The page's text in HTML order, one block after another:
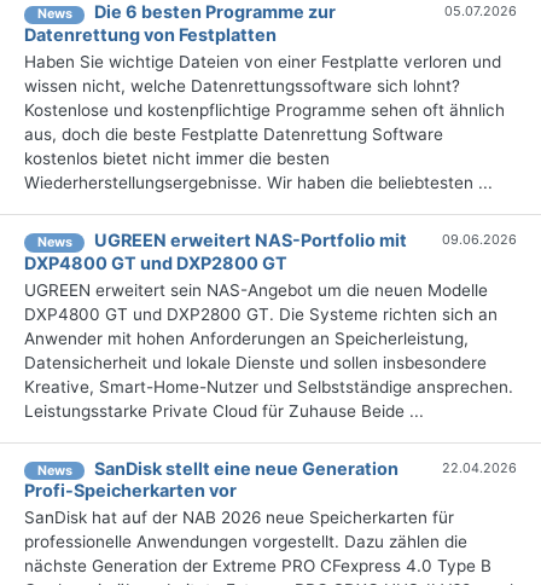
News
Die 6 besten Programme zur
Datenrettung von Festplatten
05.07.2026
Haben Sie wichtige Dateien von einer Festplatte verloren und
wissen nicht, welche Datenrettungssoftware sich lohnt?
Kostenlose und kostenpflichtige Programme sehen oft ähnlich
aus, doch die beste Festplatte Datenrettung Software
kostenlos bietet nicht immer die besten
Wiederherstellungsergebnisse. Wir haben die beliebtesten ...
News
UGREEN erweitert NAS-Portfolio mit
DXP4800 GT und DXP2800 GT
09.06.2026
UGREEN erweitert sein NAS-Angebot um die neuen Modelle
DXP4800 GT und DXP2800 GT. Die Systeme richten sich an
Anwender mit hohen Anforderungen an Speicherleistung,
Datensicherheit und lokale Dienste und sollen insbesondere
Kreative, Smart-Home-Nutzer und Selbstständige ansprechen.
Leistungsstarke Private Cloud für Zuhause Beide ...
News
SanDisk stellt eine neue Generation
Profi-Speicherkarten vor
22.04.2026
SanDisk hat auf der NAB 2026 neue Speicherkarten für
professionelle Anwendungen vorgestellt. Dazu zählen die
nächste Generation der Extreme PRO CFexpress 4.0 Type B